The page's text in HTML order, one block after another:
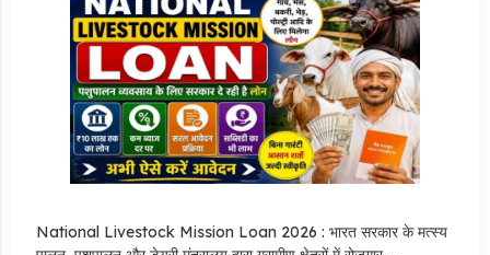
National Livestock Mission Loan 2026 : भारत सरकार के मत्स्य